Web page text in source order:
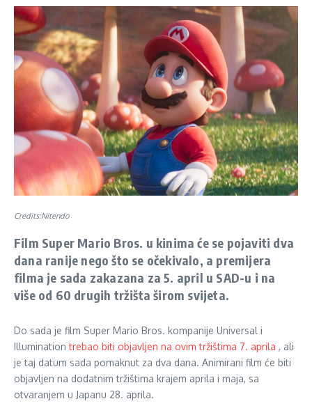
Credits:Nitendo
Film Super Mario Bros. u kinima će se pojaviti dva
dana ranije nego što se očekivalo, a premijera
filma je sada zakazana za 5. april u SAD-u i na
više od 60 drugih tržišta širom svijeta.
Do sada je film Super Mario Bros. kompanije Universal i
Illuminationtrebao biti objavljen na ovim tržištima 7. aprila , ali
je taj datum sada pomaknut za dva dana. Animirani film će biti
objavljen na dodatnim tržištima krajem aprila i maja, sa
otvaranjem u Japanu 28. aprila.